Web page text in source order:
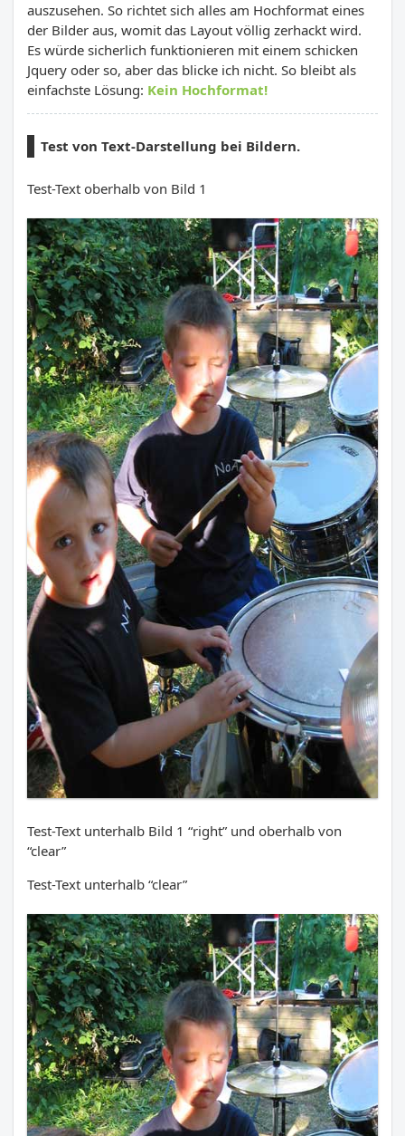
auszusehen. So richtet sich alles am Hochformat eines
der Bilder aus, womit das Layout völlig zerhackt wird.
Es würde sicherlich funktionieren mit einem schicken
Jquery oder so, aber das blicke ich nicht. So bleibt als
einfachste Lösung: Kein Hochformat!
Test von Text-Darstellung bei Bildern.
Test-Text oberhalb von Bild 1
Test-Text unterhalb Bild 1 “right” und oberhalb von
“clear”
Test-Text unterhalb “clear”